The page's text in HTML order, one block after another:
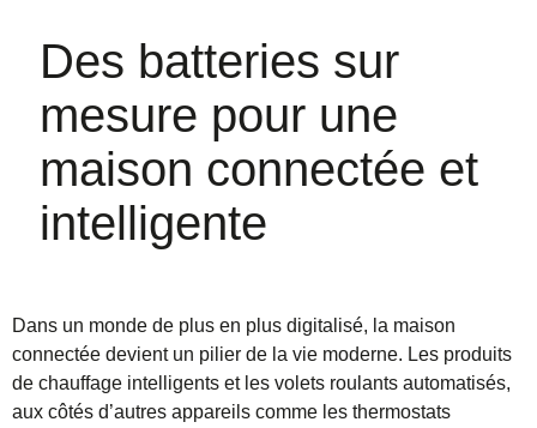
Des batteries sur
mesure pour une
maison connectée et
intelligente
Dans un monde de plus en plus digitalisé, la maison
connectée devient un pilier de la vie moderne. Les produits
de chauffage intelligents et les volets roulants automatisés,
aux côtés d’autres appareils comme les thermostats